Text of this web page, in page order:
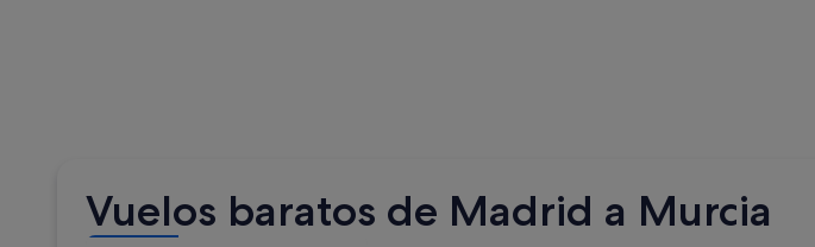
Vuelos baratos de Madrid a Murcia